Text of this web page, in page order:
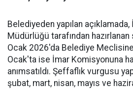
Belediyeden yapılan
Müdürlüğü tarafından hazırlanan
Ocak 2026'da Belediye
Ocak'ta ise İmar Komisyonuna
anımsatıldı. Şeffaflık vurgusu
şubat, mart, nisan, mayıs ve